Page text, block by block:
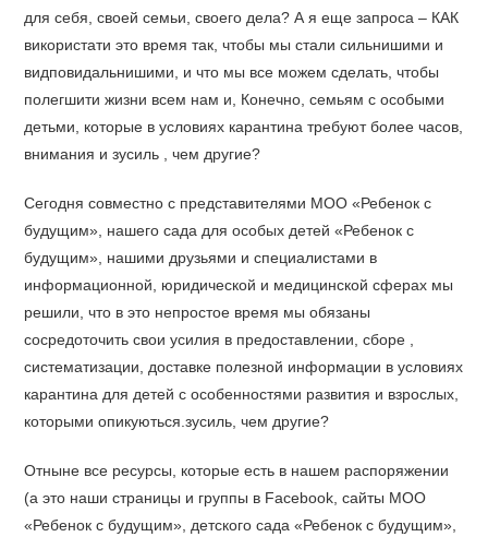
для себя, своей семьи, своего дела? А я еще запроса – КАК
використати это время так, чтобы мы стали сильнишими и
видповидальнишими, и что мы все можем сделать, чтобы
полегшити жизни всем нам и, Конечно, семьям с особыми
детьми, которые в условиях карантина требуют более часов,
внимания и зусиль , чем другие?
Сегодня совместно с представителями МОО «Ребенок с
будущим», нашего сада для особых детей «Ребенок с
будущим», нашими друзьями и специалистами в
информационной, юридической и медицинской сферах мы
решили, что в это непростое время мы обязаны
сосредоточить свои усилия в предоставлении, сборе ,
систематизации, доставке полезной информации в условиях
карантина для детей с особенностями развития и взрослых,
которыми опикуються.зусиль, чем другие?
Отныне все ресурсы, которые есть в нашем распоряжении
(а это наши страницы и группы в Facebook, сайты МОО
«Ребенок с будущим», детского сада «Ребенок с будущим»,